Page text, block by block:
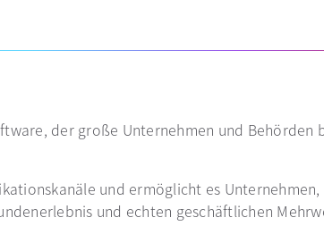
der große Unternehmen und Behörden
und ermöglicht es
und echten geschäftlichen